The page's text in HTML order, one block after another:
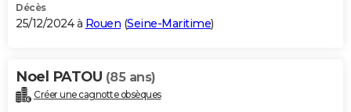
Décès
25/12/2024 à Rouen (Seine-Maritime)
Noel PATOU (85 ans)
Créer une cagnotte obsèques